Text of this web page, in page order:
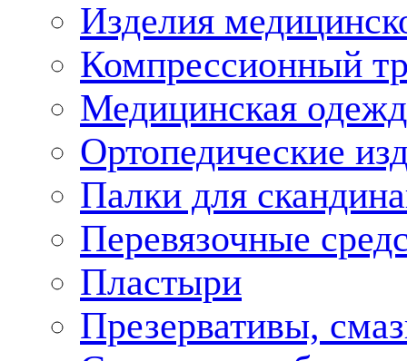
Изделия
Компрессионный
Медицинская
Ортопедические
Палки для
Перевязочные
Пластыри
Презервативы,